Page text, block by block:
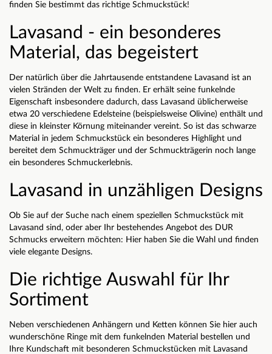
finden Sie bestimmt das richtige Schmuckstück!
Lavasand - ein besonderes
Material, das begeistert
Der natürlich über die Jahrtausende entstandene Lavasand ist an
vielen Stränden der Welt zu finden. Er erhält seine funkelnde
Eigenschaft insbesondere dadurch, dass Lavasand üblicherweise
etwa 20 verschiedene Edelsteine (beispielsweise Olivine) enthält und
diese in kleinster Körnung miteinander vereint. So ist das schwarze
Material in jedem Schmuckstück ein besonderes Highlight und
bereitet dem Schmuckträger und der Schmuckträgerin noch lange
ein besonderes Schmuckerlebnis.
Lavasand in unzähligen Designs
Ob Sie auf der Suche nach einem speziellen Schmuckstück mit
Lavasand sind, oder aber Ihr bestehendes Angebot des DUR
Schmucks erweitern möchten: Hier haben Sie die Wahl und finden
viele elegante Designs.
Die richtige Auswahl für Ihr
Sortiment
Neben verschiedenen Anhängern und Ketten können Sie hier auch
wunderschöne Ringe mit dem funkelnden Material bestellen und
Ihre Kundschaft mit besonderen Schmuckstücken mit Lavasand